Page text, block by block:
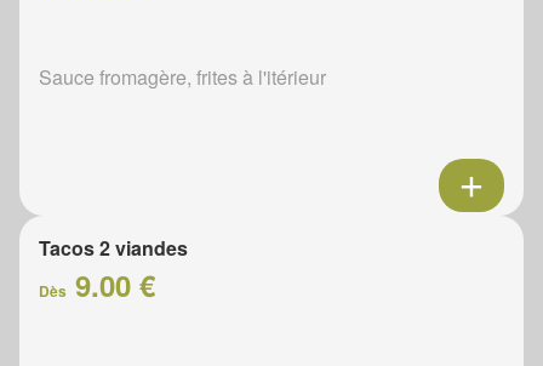
Sauce fromagère, frites à l'itérieur
Tacos 2 viandes
Dès 9.00 €